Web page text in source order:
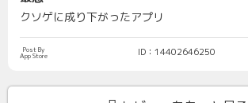
クソゲに成り下がったアプリ
Post By
App Store ID：14402646250